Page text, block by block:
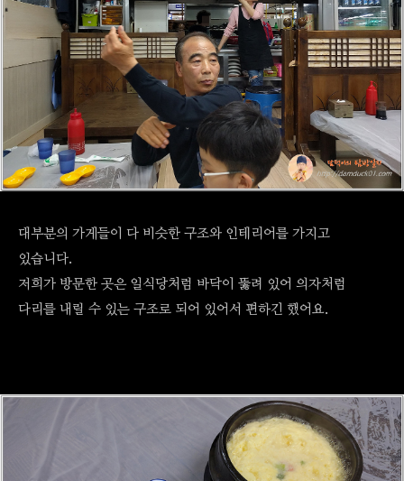
대부분의 가게들이 다 비슷한 구조와 인테리어를 가지고
있습니다.
저희가 방문한 곳은 일식당처럼 바닥이 뚫려 있어 의자처럼
다리를 내릴 수 있는 구조로 되어 있어서 편하긴 했어요.